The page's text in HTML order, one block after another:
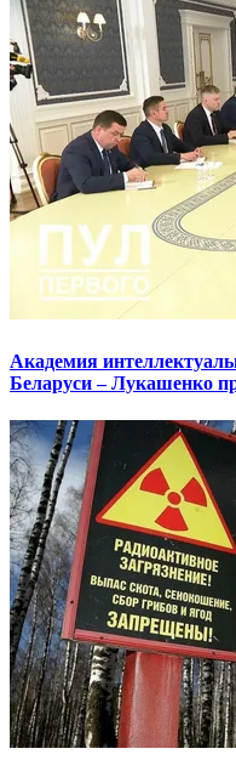
Академия
Беларуси – Лукашенко